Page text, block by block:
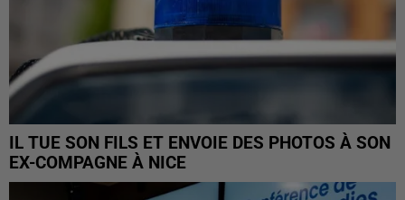
IL TUE SON FILS ET ENVOIE DES PHOTOS À SON
EX-COMPAGNE À NICE